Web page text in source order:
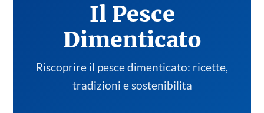
Il Pesce
Dimenticato
Riscoprire il pesce dimenticato: ricette,
tradizioni e sostenibilita